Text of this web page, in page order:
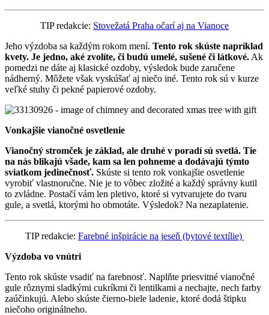
TIP redakcie: Stovežatá Praha očarí aj na Vianoce
Jeho výzdoba sa každým rokom mení. Tento rok skúste napríklad
kvety. Je jedno, aké zvolíte, či budú umelé, sušené či látkové. Ak
pomedzi ne dáte aj klasické ozdoby, výsledok bude zaručene
nádherný. Môžete však vyskúšať aj niečo iné. Tento rok sú v kurze
veľké stuhy či pekné papierové ozdoby.
Vonkajšie vianočné osvetlenie
Vianočný stromček je základ, ale druhé v poradí sú svetlá. Tie
na nás blikajú všade, kam sa len pohneme a dodávajú týmto
sviatkom jedinečnosť. Skúste si tento rok vonkajšie osvetlenie
vyrobiť vlastnoručne. Nie je to vôbec zložité a každý správny kutil
to zvládne. Postačí vám len pletivo, ktoré si vytvarujete do tvaru
gule, a svetlá, ktorými ho obmotáte. Výsledok? Na nezaplatenie.
TIP redakcie: Farebné inšpirácie na jeseň (bytové textílie)
Výzdoba vo vnútri
Tento rok skúste vsadiť na farebnosť. Naplňte priesvitné vianočné
gule rôznymi sladkými cukríkmi či lentilkami a nechajte, nech farby
zaúčinkujú. Alebo skúste čierno-biele ladenie, ktoré dodá štipku
niečoho originálneho.